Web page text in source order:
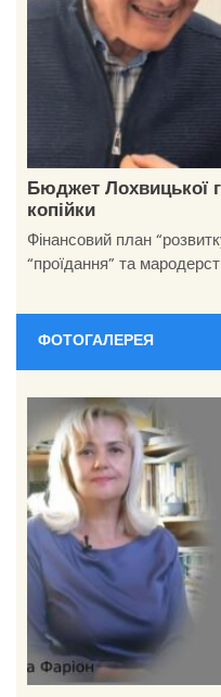
Бюджет Лохвицької
копійки
Фінансовий план
“проїдання” та
ФОТОГАЛЕРЕЯ